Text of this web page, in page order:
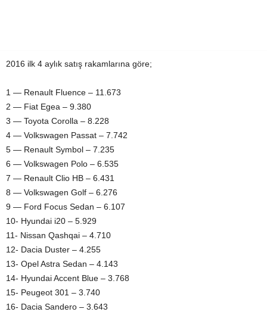
2016 ilk 4 aylık satış rakamlarına göre;
1 — Renault Fluence – 11.673
2 — Fiat Egea – 9.380
3 — Toyota Corolla – 8.228
4 — Volkswagen Passat – 7.742
5 — Renault Symbol – 7.235
6 — Volkswagen Polo – 6.535
7 — Renault Clio HB – 6.431
8 — Volkswagen Golf – 6.276
9 — Ford Focus Sedan – 6.107
10- Hyundai i20 – 5.929
11- Nissan Qashqai – 4.710
12- Dacia Duster – 4.255
13- Opel Astra Sedan – 4.143
14- Hyundai Accent Blue – 3.768
15- Peugeot 301 – 3.740
16- Dacia Sandero – 3.643